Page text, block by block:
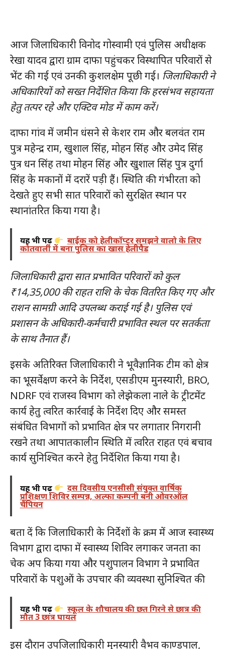
आज जिलाधिकारी विनोद गोस्वामी एवं पुलिस अधीक्षक
रेखा यादव द्वारा ग्राम दाफा पहुंचकर विस्थापित परिवारों से
भेंट की गई एवं उनकी कुशलक्षेम पूछी गई। जिलाधिकारी ने
अधिकारियों को सख्त निर्देशित किया कि हरसंभव सहायता
हेतु तत्पर रहे और एक्टिव मोड में काम करें।
दाफा गांव में जमीन धंसने से केशर राम और बलवंत राम
पुत्र महेन्द्र राम, खुशाल सिंह, मोहन सिंह और उमेद सिंह
पुत्र धन सिंह तथा मोहन सिंह और खुशाल सिंह पुत्र दुर्गा
सिंह के मकानों में दरारें पड़ी हैं। स्थिति की गंभीरता को
देखते हुए सभी सात परिवारों को सुरक्षित स्थान पर
स्थानांतरित किया गया है।
यह भी पढ़ें बाईक को हेलीकॉप्टर समझने वालो के लिए
कोतवाली में बना पुलिस का खास हेलीपैड
जिलाधिकारी द्वारा सात प्रभावित परिवारों को कुल
₹14,35,000 की राहत राशि के चेक वितरित किए गए और
राशन सामग्री आदि उपलब्ध कराई गई है। पुलिस एवं
प्रशासन के अधिकारी-कर्मचारी प्रभावित स्थल पर सतर्कता
के साथ तैनात हैं।
इसके अतिरिक्त जिलाधिकारी ने भूवैज्ञानिक टीम को क्षेत्र
का भूसर्वेक्षण करने के निर्देश, एसडीएम मुनस्यारी, BRO,
NDRF एवं राजस्व विभाग को लेझेकला नाले के ट्रीटमेंट
कार्य हेतु त्वरित कार्रवाई के निर्देश दिए और समस्त
संबंधित विभागों को प्रभावित क्षेत्र पर लगातार निगरानी
रखने तथा आपातकालीन स्थिति में त्वरित राहत एवं बचाव
कार्य सुनिश्चित करने हेतु निर्देशित किया गया है।
यह भी पढ़ें दस दिवसीय एनसीसी संयुक्त वार्षिक
प्रशिक्षण शिविर सम्पन्न, अल्फा कम्पनी बनी ओवरऑल
चैंपियन
बता दें कि जिलाधिकारी के निर्देशों के क्रम में आज स्वास्थ्य
विभाग द्वारा दाफा में स्वास्थ्य शिविर लगाकर जनता का
चेक अप किया गया और पशुपालन विभाग ने प्रभावित
परिवारों के पशुओं के उपचार की व्यवस्था सुनिश्चित की
यह भी पढ़ें स्कूल के शौचालय की छत गिरने से छात्र की
मौत 3 छात्र घायल
इस दौरान उपजिलाधिकारी मुनस्यारी वैभव काण्डपाल,